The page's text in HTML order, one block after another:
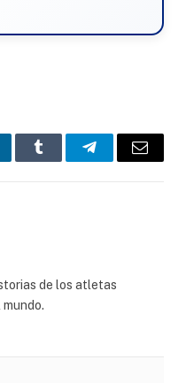
Tumblr TelegramEmail
de los atletas